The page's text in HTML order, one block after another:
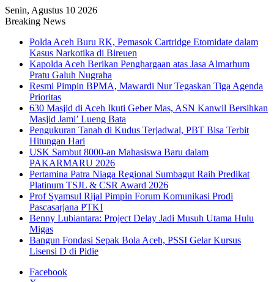
Senin, Agustus 10 2026
Breaking News
Polda Aceh Buru RK, Pemasok Cartridge Etomidate dalam
Kasus Narkotika di Bireuen
Kapolda Aceh Berikan Penghargaan atas Jasa Almarhum
Pratu Galuh Nugraha
Resmi Pimpin BPMA, Mawardi Nur Tegaskan Tiga Agenda
Prioritas
630 Masjid di Aceh Ikuti Geber Mas, ASN Kanwil Bersihkan
Masjid Jami’ Lueng Bata
Pengukuran Tanah di Kudus Terjadwal, PBT Bisa Terbit
Hitungan Hari
USK Sambut 8000-an Mahasiswa Baru dalam
PAKARMARU 2026
Pertamina Patra Niaga Regional Sumbagut Raih Predikat
Platinum TSJL & CSR Award 2026
Prof Syamsul Rijal Pimpin Forum Komunikasi Prodi
Pascasarjana PTKI
Benny Lubiantara: Project Delay Jadi Musuh Utama Hulu
Migas
Bangun Fondasi Sepak Bola Aceh, PSSI Gelar Kursus
Lisensi D di Pidie
Facebook